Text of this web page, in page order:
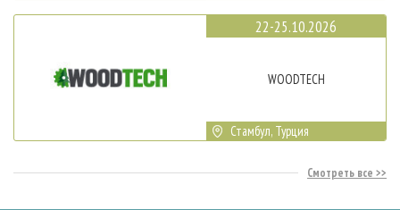
22-25.10.2026
WOODTECH
Стамбул, Турция
Смотреть все